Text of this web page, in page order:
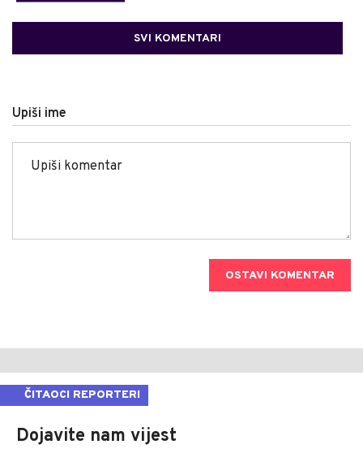
SVI KOMENTARI
Upiši ime
OSTAVI KOMENTAR
ČITAOCI REPORTERI
Dojavite nam vijest